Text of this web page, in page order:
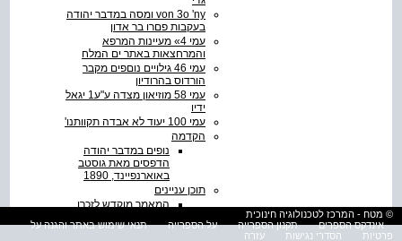
‭von 3o 'ny‬ ומסה במדבר יהודה
בעקבות פםרו בר אדון
עמי ‭«4‬ מעיינות המרפא
והמרחצאות באתר ים המלח
עמי 46 גילויים נוםפים מקבר
הורדוס בהרודיון
עמי 58 מוזיאון מצדה ע"ע1 יגאל
ידיו
עמי 100 יעוד לא אבדה תקוותנו'
הקדמה
נופים במדבר יהודה
הדפסים מאת גוסטב
באוארנפיינד, 1890
תוכן עניינים
המאמר מוקדש לזכרו
עמיחי, איש מלח"ם
© מטח - המרכז לטכנולוגיה חינוכית
אינדקס הספרים
תקנון הספרייה על הספרייה
תנאי שימוש באתר והגנה על
פרטיות
הסדרי נגישות עזרה